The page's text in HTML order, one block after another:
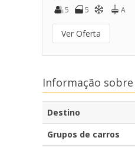
5
5 A
Ver Oferta
Informação
Destino
Grupos de carros